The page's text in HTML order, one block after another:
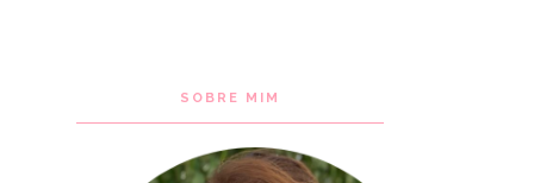
SOBRE MIM